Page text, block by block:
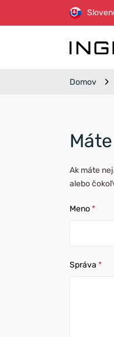
Domov
Ak máte
alebo
Meno*
Správa*